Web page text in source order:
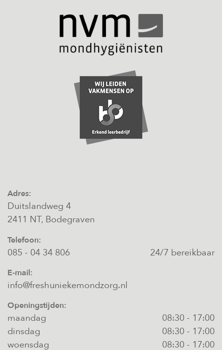
Adres:
Duitslandweg 4
2411 NT, Bodegraven
Telefoon:
085 - 04 34 806 24/7 bereikbaar
E-mail:
info@freshuniekemondzorg.nl
Openingstijden:
maandag 08:30 - 17:00
dinsdag
08:30 - 17:00
woensdag
08:30 - 17:00